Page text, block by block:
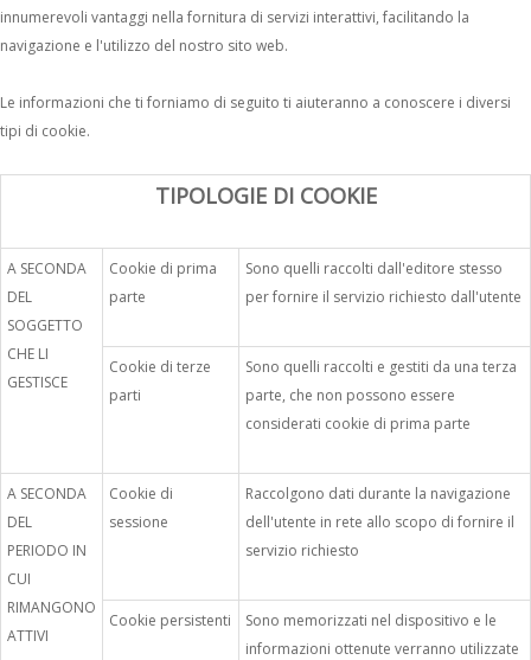
innumerevoli vantaggi nella fornitura di servizi interattivi, facilitando la
navigazione e l'utilizzo del nostro sito web.
Le informazioni che ti forniamo di seguito ti aiuteranno a conoscere i diversi
tipi di cookie.
TIPOLOGIE DI COOKIE
A SECONDA
DEL
SOGGETTO
CHE LI
GESTISCE
Cookie di prima
parte
Sono quelli raccolti dall'editore stesso
per fornire il servizio richiesto dall'utente
Cookie di terze
parti
Sono quelli raccolti e gestiti da una terza
parte, che non possono essere
considerati cookie di prima parte
A SECONDA
DEL
PERIODO IN
CUI
RIMANGONO
ATTIVI
Cookie di
sessione
Raccolgono dati durante la navigazione
dell'utente in rete allo scopo di fornire il
servizio richiesto
Cookie persistenti
Sono memorizzati nel dispositivo e le
informazioni ottenute verranno utilizzate